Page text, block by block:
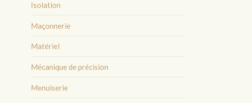
Isolation
Maçonnerie
Matériel
Mécanique de précision
Menuiserie